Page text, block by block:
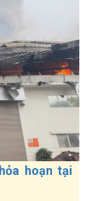
hoạn tại